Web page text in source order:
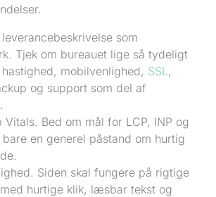
som
Tjek om bureauet lige så tydeligt
mobilvenlighed, SSL ,
og support som del af
Vitals. Bed om mål for LCP, INP og
bare en generel påstand om hurtig
Siden skal fungere på rigtige
hurtige klik, læsbar tekst og